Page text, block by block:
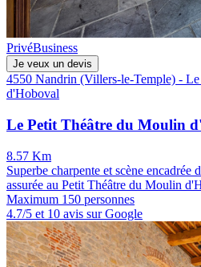
PrivéBusiness
Je veux un devis
4550 Nandrin (Villers-le-Temple) -
d'Hoboval
Le Petit Théâtre du Moulin
8.57 Km
Superbe charpente et scène encadrée
assurée au Petit Théâtre du Moulin
Maximum 150 personnes
4.7/5 et 10 avis sur Google